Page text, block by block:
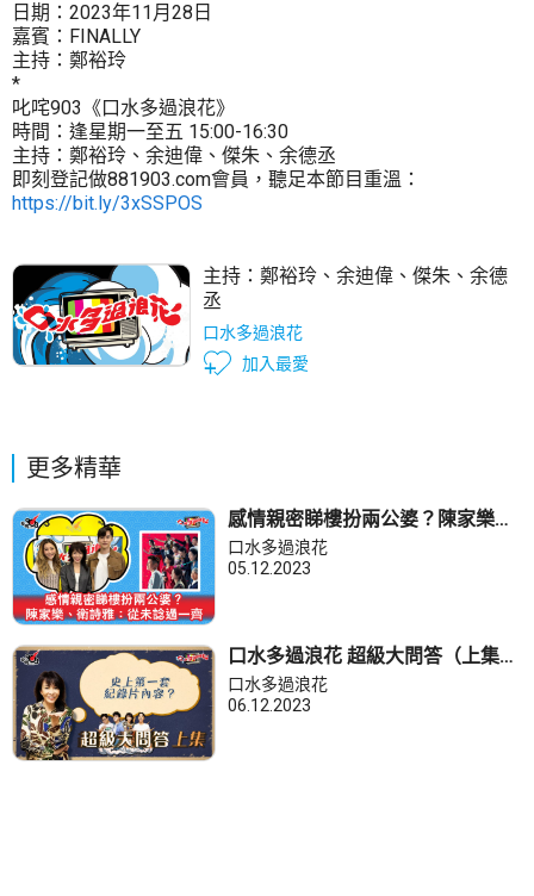
日期：2023年11月28日
嘉賓：FINALLY
主持：鄭裕玲
*
叱咤903《口水多過浪花》
時間：逢星期一至五 15:00-16:30
主持：鄭裕玲、余迪偉、傑朱、余德丞
即刻登記做881903.com會員，聽足本節目重溫：
https://bit.ly/3xSSPOS
主持： 鄭裕玲 、 余迪偉 、 傑朱 、 余德
丞
口水多過浪花
加入最愛
更多精華
感情親密睇樓扮兩公婆？陳家樂、
衛詩雅：從未諗過一齊
口水多過浪花
05.12.2023
口水多過浪花 超級大問答（上集）
Do姐：史上第一套紀錄片內容？
口水多過浪花
06.12.2023